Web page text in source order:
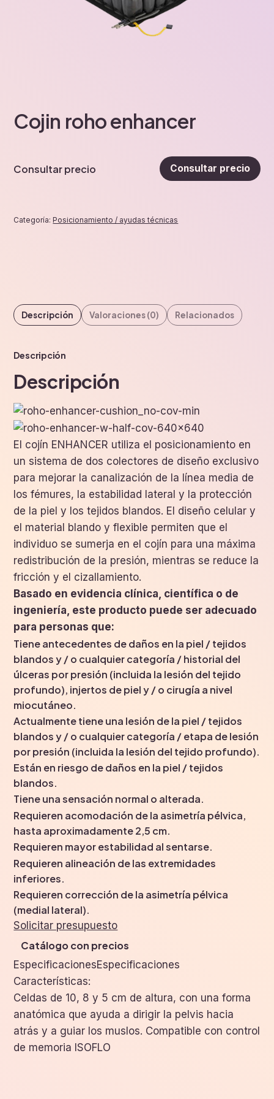
Cojin roho enhancer
Consultar precio Consultar precio
Categoría:Posicionamiento / ayudas técnicas
Descripción Valoraciones (0) Relacionados
Descripción
Descripción
El cojín ENHANCER utiliza el posicionamiento en
un sistema de dos colectores de diseño exclusivo
para mejorar la canalización de la línea media de
los fémures, la estabilidad lateral y la protección
de la piel y los tejidos blandos. El diseño celular y
el material blando y flexible permiten que el
individuo se sumerja en el cojín para una máxima
redistribución de la presión, mientras se reduce la
fricción y el cizallamiento.
Basado en evidencia clínica, científica o de
ingeniería, este producto puede ser adecuado
para personas que:
Tiene antecedentes de daños en la piel / tejidos
blandos y / o cualquier categoría / historial del
úlceras por presión (incluida la lesión del tejido
profundo), injertos de piel y / o cirugía a nivel
miocutáneo.
Actualmente tiene una lesión de la piel / tejidos
blandos y / o cualquier categoría / etapa de lesión
por presión (incluida la lesión del tejido profundo).
Están en riesgo de daños en la piel / tejidos
blandos.
Tiene una sensación normal o alterada.
Requieren acomodación de la asimetría pélvica,
hasta aproximadamente 2,5 cm.
Requieren mayor estabilidad al sentarse.
Requieren alineación de las extremidades
inferiores.
Requieren corrección de la asimetría pélvica
(medial lateral).
Solicitar presupuesto
Catálogo con precios
EspecificacionesEspecificaciones
Características:
Celdas de 10, 8 y 5 cm de altura, con una forma
anatómica que ayuda a dirigir la pelvis hacia
atrás y a guiar los muslos. Compatible con control
de memoria ISOFLO